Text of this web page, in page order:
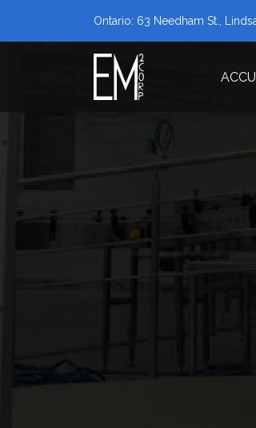
Ontario: 63 Needham St.,